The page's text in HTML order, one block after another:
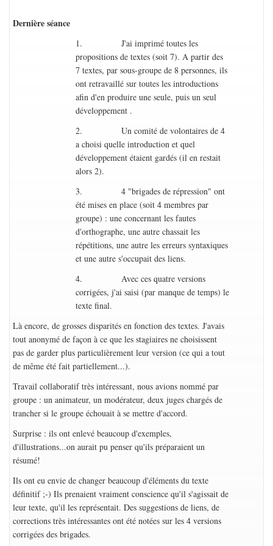
Dernière séance
1. J'ai imprimé toutes les
propositions de textes (soit 7). A partir des
7 textes, par sous-groupe de 8 personnes, ils
ont retravaillé sur toutes les introductions
afin d'en produire une seule, puis un seul
développement .
2. Un comité de volontaires de 4
a choisi quelle introduction et quel
développement étaient gardés (il en restait
alors 2).
3. 4 "brigades de répression" ont
été mises en place (soit 4 membres par
groupe) : une concernant les fautes
d'orthographe, une autre chassait les
répétitions, une autre les erreurs syntaxiques
et une autre s'occupait des liens.
4. Avec ces quatre versions
corrigées, j'ai saisi (par manque de temps) le
texte final.
Là encore, de grosses disparités en fonction des textes. J'avais
tout anonymé de façon à ce que les stagiaires ne choisissent
pas de garder plus particulièrement leur version (ce qui a tout
de même été fait partiellement...).
Travail collaboratif très intéressant, nous avions nommé par
groupe : un animateur, un modérateur, deux juges chargés de
trancher si le groupe échouait à se mettre d'accord.
Surprise : ils ont enlevé beaucoup d'exemples,
d'illustrations...on aurait pu penser qu'ils préparaient un
résumé!
Ils ont eu envie de changer beaucoup d'éléments du texte
définitif ;-) Ils prenaient vraiment conscience qu'il s'agissait de
leur texte, qu'il les représentait. Des suggestions de liens, de
corrections très intéressantes ont été notées sur les 4 versions
corrigées des brigades.